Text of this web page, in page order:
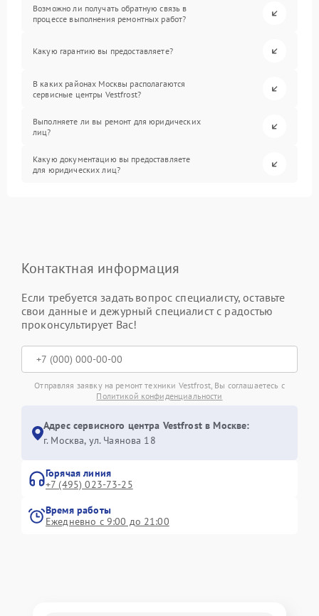
Возможно ли получать обратную связь в
процессе выполнения ремонтных работ?
Какую гарантию вы предоставляете?
В каких районах Москвы располагаются
сервисные центры Vestfrost?
Выполняете ли вы ремонт для юридических
лиц?
Какую документацию вы предоставляете
для юридических лиц?
Контактная информация
Если требуется задать вопрос специалисту, оставьте
свои данные и дежурный специалист с радостью
проконсультирует Вас!
Отправляя заявку на ремонт техники Vestfrost, Вы соглашаетесь с
Политикой конфиденциальности
Адрес сервисного центра Vestfrost в Москве:
г. Москва, ул. Чаянова 18
Горячая линия
+7 (495) 023-73-25
Время работы
Ежедневно с 9:00 до 21:00